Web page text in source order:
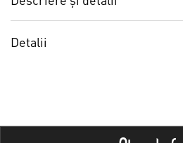
Detalii